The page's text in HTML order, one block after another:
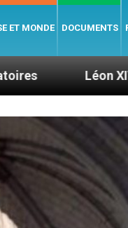
ET MONDE DOCUMENTS
XIV en France :